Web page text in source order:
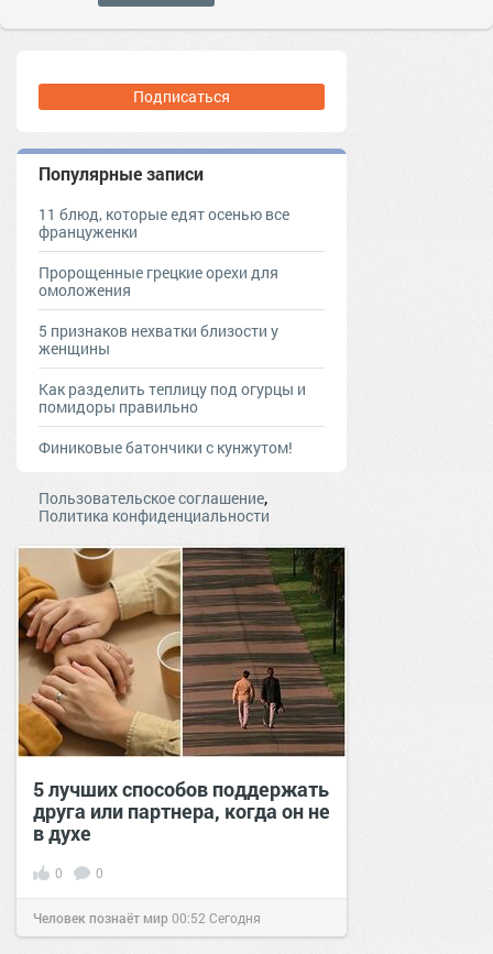
Подписаться
Популярные записи
11 блюд, которые едят осенью все
француженки
Пророщенные грецкие орехи для
омоложения
5 признаков нехватки близости у
женщины
Как разделить теплицу под огурцы и
помидоры правильно
Финиковые батончики с кунжутом!
Пользовательское соглашение,
Политика конфиденциальности
5 лучших способов поддержать
друга или партнера, когда он не
в духе
0 0
Человек познаёт мир00:52 Сегодня